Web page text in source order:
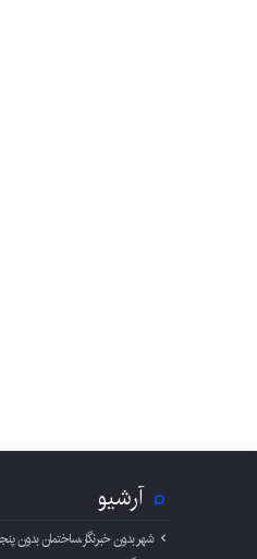
آرشیو
شهر بدون خبرنگار،ساختمان بدون